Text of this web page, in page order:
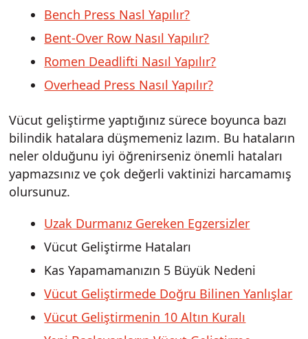
Bench Press Nasl Yapılır?
Bent-Over Row Nasıl Yapılır?
Romen Deadlifti Nasıl Yapılır?
Overhead Press Nasıl Yapılır?
Vücut geliştirme yaptığınız sürece boyunca bazı
bilindik hatalara düşmemeniz lazım. Bu hataların
neler olduğunu iyi öğrenirseniz önemli hataları
yapmazsınız ve çok değerli vaktinizi harcamamış
olursunuz.
Uzak Durmanız Gereken Egzersizler
Vücut Geliştirme Hataları
Kas Yapamamanızın 5 Büyük Nedeni
Vücut Geliştirmede Doğru Bilinen Yanlışlar
Vücut Geliştirmenin 10 Altın Kuralı